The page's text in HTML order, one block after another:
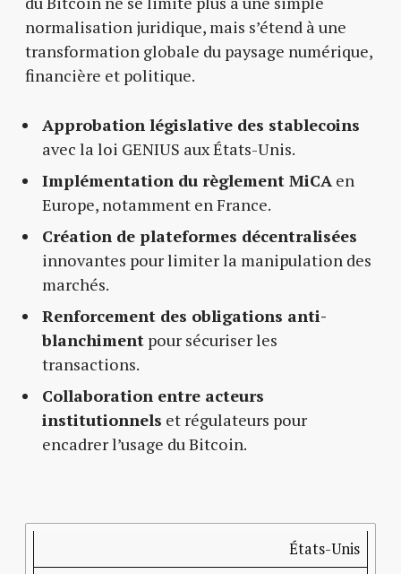
normalisation juridique, mais s’étend à une
transformation globale du paysage numérique,
financière et politique.
Approbation législative des stablecoins
avec la loi GENIUS aux États-Unis.
Implémentation du règlement MiCAen
Europe, notamment en France.
Création de plateformes décentralisées
innovantes pour limiter la manipulation des
marchés.
Renforcement des obligations anti-
blanchiment pour sécuriser les
transactions.
Collaboration entre acteurs
institutionnels et régulateurs pour
encadrer l’usage du Bitcoin.
Région
Mesures
Impact
États-Unis